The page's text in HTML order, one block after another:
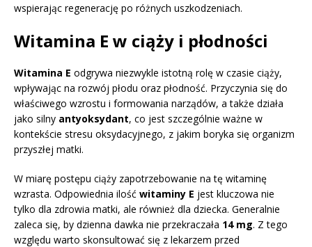
wspierając regenerację po różnych uszkodzeniach.
Witamina E w ciąży i płodności
Witamina E odgrywa niezwykle istotną rolę w czasie ciąży,
wpływając na rozwój płodu oraz płodność. Przyczynia się do
właściwego wzrostu i formowania narządów, a także działa
jako silny antyoksydant, co jest szczególnie ważne w
kontekście stresu oksydacyjnego, z jakim boryka się organizm
przyszłej matki.
W miarę postępu ciąży zapotrzebowanie na tę witaminę
wzrasta. Odpowiednia ilość witaminy E jest kluczowa nie
tylko dla zdrowia matki, ale również dla dziecka. Generalnie
zaleca się, by dzienna dawka nie przekraczała 14 mg. Z tego
względu warto skonsultować się z lekarzem przed